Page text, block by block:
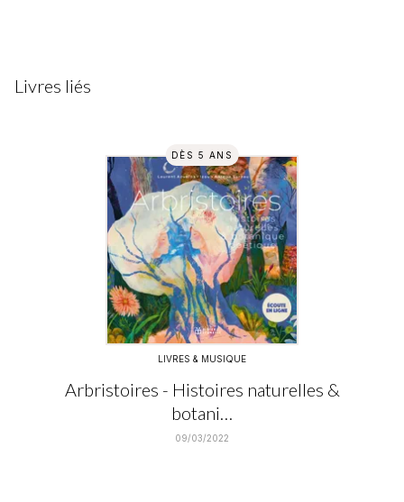
Livres liés
DÈS 5 ANS
LIVRES & MUSIQUE
Arbristoires - Histoires naturelles &
botani…
09/03/2022